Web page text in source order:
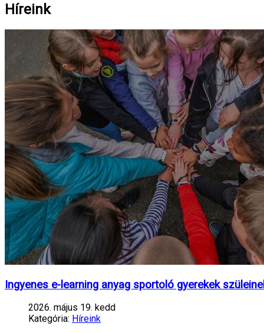
Híreink
Ingyenes e-learning anyag sportoló gyerekek
2026. május 19. kedd
Kategória: Híreink